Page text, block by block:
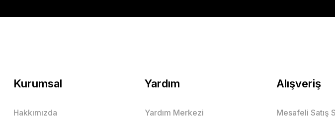
Kurumsal
Hakkımızda
Yardım
Yardım Merkezi
Alışveriş
Mesafeli Satış